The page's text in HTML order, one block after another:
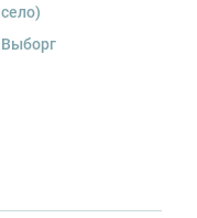
село)
Выборг